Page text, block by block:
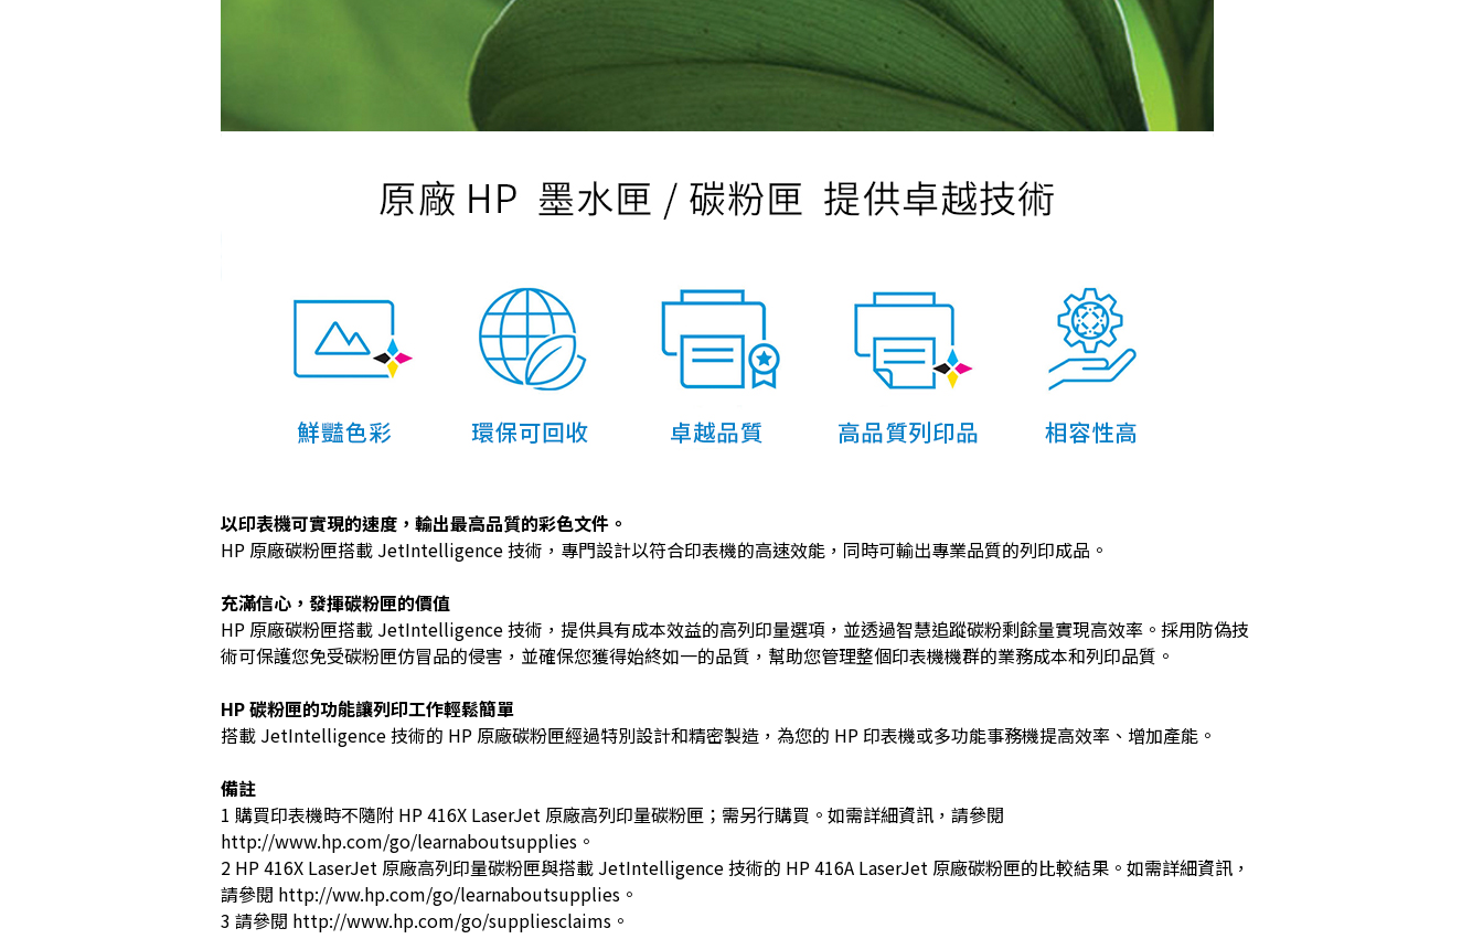
以印表機可實現的速度，輸出最高品質的彩色文件。
HP 原廠碳粉匣搭載 JetIntelligence 技術，專門設計以符合印表機的高速效能，同時可輸出專業品質的列印成品。
充滿信心，發揮碳粉匣的價值
HP 原廠碳粉匣搭載 JetIntelligence 技術，提供具有成本效益的高列印量選項，並透過智慧追蹤碳粉剩餘量實現高效率。採用防偽技
術可保護您免受碳粉匣仿冒品的侵害，並確保您獲得始終如一的品質，幫助您管理整個印表機機群的業務成本和列印品質。
HP 碳粉匣的功能讓列印工作輕鬆簡單
搭載 JetIntelligence 技術的 HP 原廠碳粉匣經過特別設計和精密製造，為您的 HP 印表機或多功能事務機提高效率、增加產能。
備註
1 購買印表機時不隨附 HP 416X LaserJet 原廠高列印量碳粉匣；需另行購買。如需詳細資訊，請參閱
http://www.hp.com/go/learnaboutsupplies。
2 HP 416X LaserJet 原廠高列印量碳粉匣與搭載 JetIntelligence 技術的 HP 416A LaserJet 原廠碳粉匣的比較結果。如需詳細資訊，
請參閱 http://ww.hp.com/go/learnaboutsupplies。
3 請參閱 http://www.hp.com/go/suppliesclaims。